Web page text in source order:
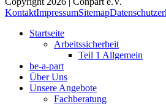
KontaktImpressumSitemap
Startseite
Arbeitssicherheit
Teil 1 Allgemein
be-a-part
Über Uns
Unsere Angebote
Fachberatung